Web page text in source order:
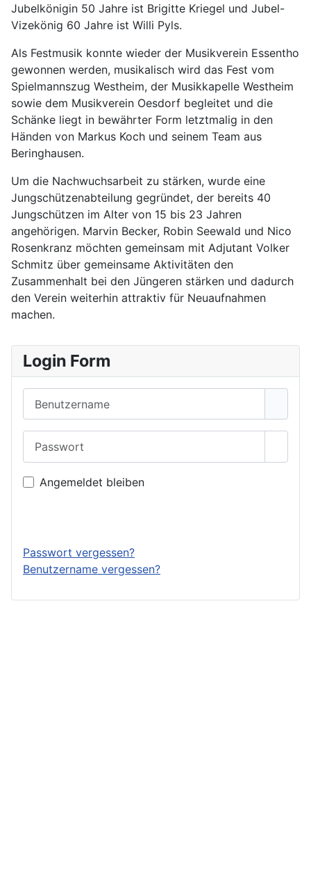
Jubelkönigin 50 Jahre ist Brigitte Kriegel und Jubel-
Vizekönig 60 Jahre ist Willi Pyls.
Als Festmusik konnte wieder der Musikverein Essentho
gewonnen werden, musikalisch wird das Fest vom
Spielmannszug Westheim, der Musikkapelle Westheim
sowie dem Musikverein Oesdorf begleitet und die
Schänke liegt in bewährter Form letztmalig in den
Händen von Markus Koch und seinem Team aus
Beringhausen.
Um die Nachwuchsarbeit zu stärken, wurde eine
Jungschützenabteilung gegründet, der bereits 40
Jungschützen im Alter von 15 bis 23 Jahren
angehörigen. Marvin Becker, Robin Seewald und Nico
Rosenkranz möchten gemeinsam mit Adjutant Volker
Schmitz über gemeinsame Aktivitäten den
Zusammenhalt bei den Jüngeren stärken und dadurch
den Verein weiterhin attraktiv für Neuaufnahmen
machen.
Login Form
Angemeldet bleiben
Passwort vergessen?
Benutzername vergessen?